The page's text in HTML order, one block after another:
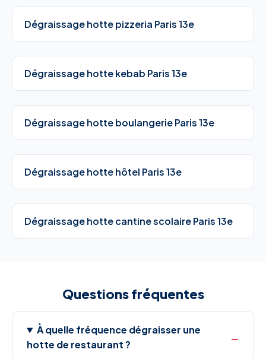
Dégraissage hotte pizzeria Paris 13e
Dégraissage hotte kebab Paris 13e
Dégraissage hotte boulangerie Paris 13e
Dégraissage hotte hôtel Paris 13e
Dégraissage hotte cantine scolaire Paris 13e
Questions fréquentes
À quelle fréquence dégraisser une
hotte de restaurant ?